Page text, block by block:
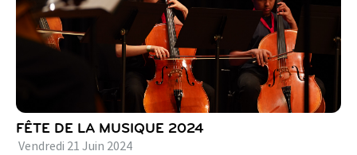
FÊTE DE LA MUSIQUE 2024
Vendredi 21 Juin 2024